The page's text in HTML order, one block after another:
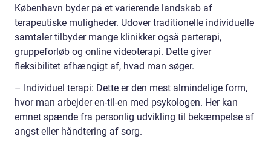
København byder på et varierende landskab af
terapeutiske muligheder. Udover traditionelle individuelle
samtaler tilbyder mange klinikker også parterapi,
gruppeforløb og online videoterapi. Dette giver
fleksibilitet afhængigt af, hvad man søger.
– Individuel terapi: Dette er den mest almindelige form,
hvor man arbejder en-til-en med psykologen. Her kan
emnet spænde fra personlig udvikling til bekæmpelse af
angst eller håndtering af sorg.